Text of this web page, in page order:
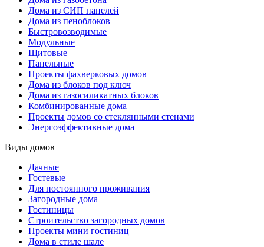
Дома из СИП панелей
Дома из пеноблоков
Быстровозводимые
Модульные
Щитовые
Панельные
Проекты фахверковых домов
Дома из блоков под ключ
Дома из газосиликатных блоков
Комбинированные дома
Проекты домов со стеклянными стенами
Энергоэффективные дома
Виды домов
Дачные
Гостевые
Для постоянного проживания
Загородные дома
Гостиницы
Строительство загородных домов
Проекты мини гостиниц
Дома в стиле шале